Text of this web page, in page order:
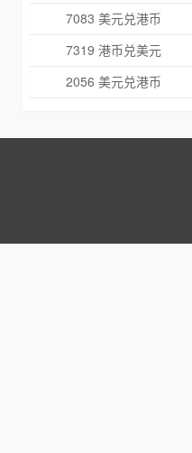
7083 美元兑港币
7319 港币兑美元
2056 美元兑港币